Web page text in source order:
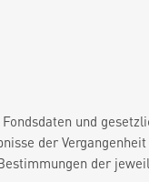
Fondsdaten und
der
der